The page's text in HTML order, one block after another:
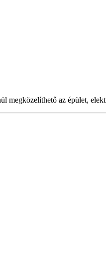
megközelíthető az épület,